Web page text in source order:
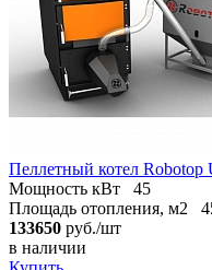
Пеллетный котел Robotop
Мощность кВт
45
Площадь отопления, м2
133650 руб./шт
в наличии